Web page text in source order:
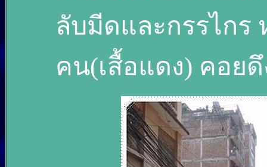
ลับมีดและกรรไกร
คน(เสื้อแดง) คอย